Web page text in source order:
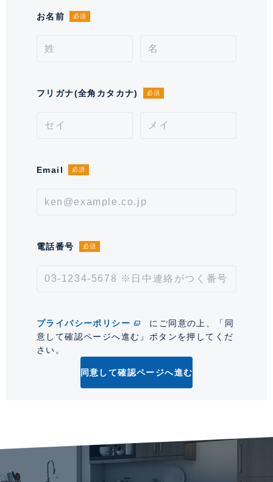
分譲会社
管理会社 旭化成不動産コミュニティ
情報更新日 2026年8月4日
次回更新予定日 2026年8月18日
お名前 必須
フリガナ(全角カタカナ) 必須
Email 必須
電話番号 必須
プライバシーポリシー
にご同意の上、「同
意して確認ページへ進む」ボタンを押してくだ
さい。
同意して確認ページへ進む